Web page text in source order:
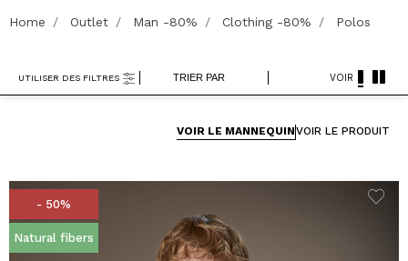
Home Outlet Man -80% Clothing -80% Polos
TRIER PAR
UTILISER DES FILTRES VOIR
VOIR LE MANNEQUINVOIR LE PRODUIT
- 50%
Natural fibers